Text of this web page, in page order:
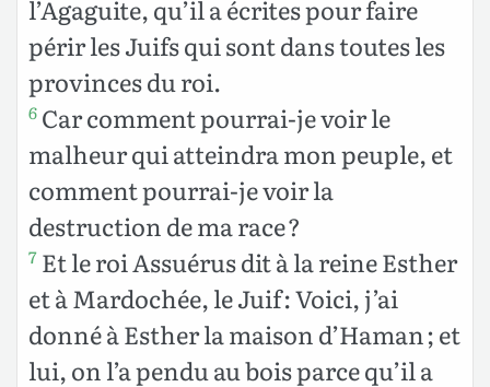
l’Agaguite, qu’il a écrites pour faire
périr les Juifs qui sont dans toutes les
provinces du roi.
6 Car comment pourrai-je voir le
malheur qui atteindra mon peuple, et
comment pourrai-je voir la
destruction de ma race ?
7 Et le roi Assuérus dit à la reine Esther
et à Mardochée, le Juif : Voici, j’ai
donné à Esther la maison d’Haman ; et
lui, on l’a pendu au bois parce qu’il a